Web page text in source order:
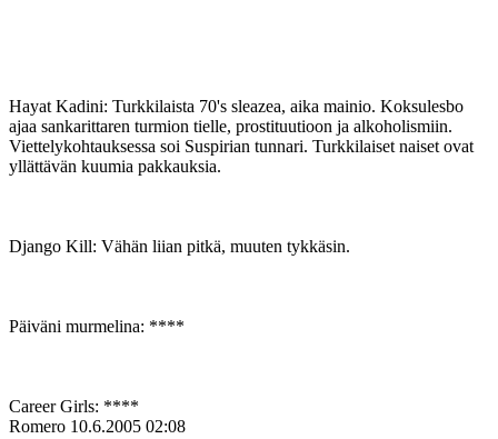
Hayat Kadini: Turkkilaista 70's sleazea, aika mainio. Koksulesbo
ajaa sankarittaren turmion tielle, prostituutioon ja alkoholismiin.
Viettelykohtauksessa soi Suspirian tunnari. Turkkilaiset naiset ovat
yllättävän kuumia pakkauksia.
Django Kill: Vähän liian pitkä, muuten tykkäsin.
Päiväni murmelina: ****
Career Girls: ****
Romero 10.6.2005 02:08